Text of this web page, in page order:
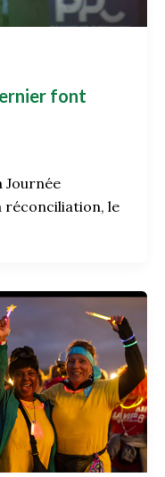
font
Journée
réconciliation, le